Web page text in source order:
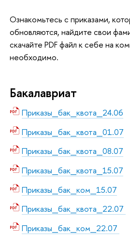
Ознакомьтесь с приказами,
обновляются, найдите свои
скачайте PDF файл к себе на
необходимо.
Бакалавриат
Приказы_бак_квота_24.06
Приказы_бак_квота_01.07
Приказы_бак_квота_08.07
Приказы_бак_квота_15.07
Приказы_бак_ком_15.07
Приказы_бак_квота_22.07
Приказы_бак_ком_22.07